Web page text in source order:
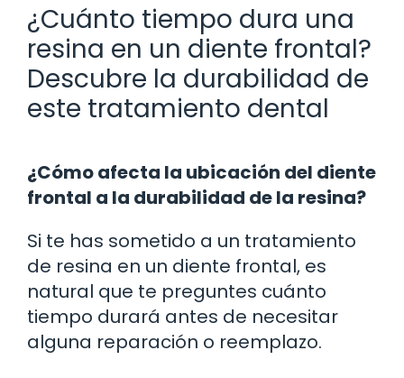
¿Cuánto tiempo dura una
resina en un diente frontal?
Descubre la durabilidad de
este tratamiento dental
¿Cómo afecta la ubicación del diente
frontal a la durabilidad de la resina?
Si te has sometido a un tratamiento
de resina en un diente frontal, es
natural que te preguntes cuánto
tiempo durará antes de necesitar
alguna reparación o reemplazo.